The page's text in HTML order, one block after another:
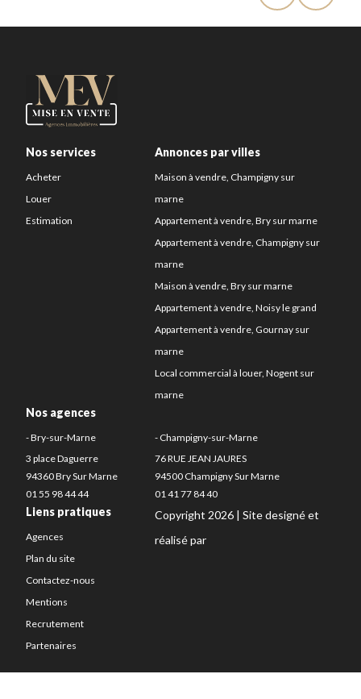
Nos services
Acheter
Louer
Estimation
Annonces par villes
Maison à vendre, Champigny sur
marne
Appartement à vendre, Bry sur marne
Appartement à vendre, Champigny sur
marne
Maison à vendre, Bry sur marne
Appartement à vendre, Noisy le grand
Appartement à vendre, Gournay sur
marne
Local commercial à louer, Nogent sur
marne
Nos agences
- Bry-sur-Marne
3 place Daguerre
94360 Bry Sur Marne
01 55 98 44 44
- Champigny-sur-Marne
76 RUE JEAN JAURES
94500 Champigny Sur Marne
01 41 77 84 40
Liens pratiques
Agences
Plan du site
Contactez-nous
Mentions
Recrutement
Partenaires
Copyright 2026 | Site designé et
réalisé par